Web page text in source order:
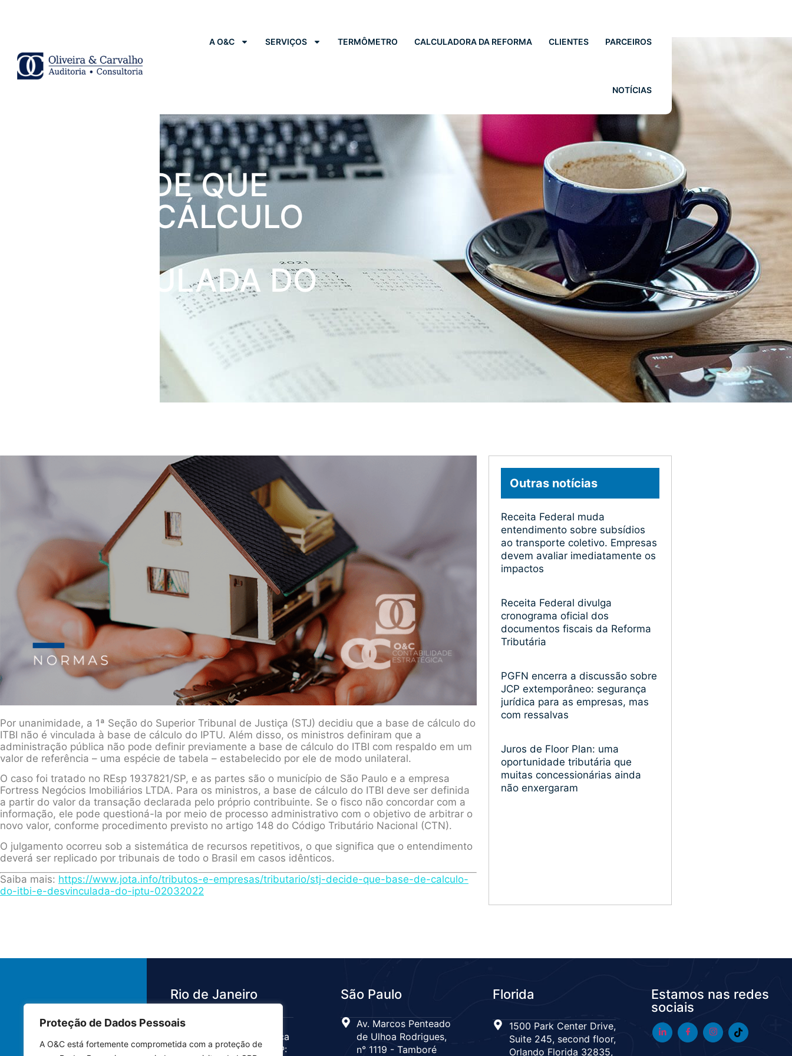
Proteção de Dados Pessoais
A O&C está fortemente comprometida com a proteção de
A O&C SERVIÇOS TERMÔMETRO CALCULADORA DA REFORMA CLIENTES PARCEIROS
NOTÍCIAS
STJ DECIDE QUE
BASE DE CÁLCULO
DESVINCULADA DO
Por unanimidade, a 1ª Seção do Superior Tribunal de Justiça (STJ) decidiu que a base de cálculo do
ITBI não é vinculada à base de cálculo do IPTU. Além disso, os ministros definiram que a
administração pública não pode definir previamente a base de cálculo do ITBI com respaldo em um
valor de referência – uma espécie de tabela – estabelecido por ele de modo unilateral.
O caso foi tratado no REsp 1937821/SP, e as partes são o município de São Paulo e a empresa
Fortress Negócios Imobiliários LTDA. Para os ministros, a base de cálculo do ITBI deve ser definida
a partir do valor da transação declarada pelo próprio contribuinte. Se o fisco não concordar com a
informação, ele pode questioná-la por meio de processo administrativo com o objetivo de arbitrar o
novo valor, conforme procedimento previsto no artigo 148 do Código Tributário Nacional (CTN).
O julgamento ocorreu sob a sistemática de recursos repetitivos, o que significa que o entendimento
deverá ser replicado por tribunais de todo o Brasil em casos idênticos.
Saiba mais: https://www.jota.info/tributos-e-empresas/tributario/stj-decide-que-base-de-calculo-
do-itbi-e-desvinculada-do-iptu-02032022
Outras notícias
Receita Federal muda
entendimento sobre subsídios
ao transporte coletivo. Empresas
devem avaliar imediatamente os
impactos
Receita Federal divulga
cronograma oficial dos
documentos fiscais da Reforma
Tributária
PGFN encerra a discussão sobre
JCP extemporâneo: segurança
jurídica para as empresas, mas
com ressalvas
Juros de Floor Plan: uma
oportunidade tributária que
muitas concessionárias ainda
não enxergaram
Rio de Janeiro
3.500 - Barra da Tijuca
Bloco 4 Sala 442 CEP:
São Paulo
Av. Marcos Penteado
de Ulhoa Rodrigues,
n° 1119 - Tamboré
Florida
1500 Park Center Drive,
Suite 245, second floor,
Orlando Florida 32835,
Estamos nas redes
sociais